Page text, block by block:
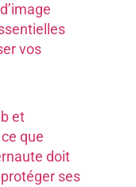
vos
et
que
doit
ses